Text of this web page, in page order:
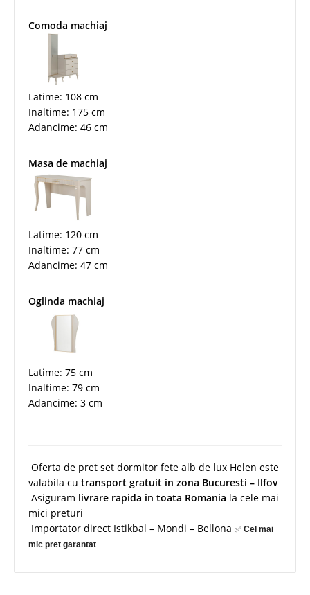
Comoda machiaj
Latime: 108 cm
Inaltime: 175 cm
Adancime: 46 cm
Masa de machiaj
Latime: 120 cm
Inaltime: 77 cm
Adancime: 47 cm
Oglinda machiaj
Latime: 75 cm
Inaltime: 79 cm
Adancime: 3 cm
Oferta de pret set dormitor fete alb de lux Helen este
valabila cu transport gratuit in zona Bucuresti – Ilfov
Asiguram livrare rapida in toata Romania la cele mai
mici preturi
Importator direct Istikbal – Mondi – Bellona ✅ Cel mai
mic pret garantat